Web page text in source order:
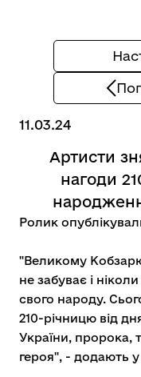
11.03.24
Артисти
нагоди
Ролик
"Великому
не забуває і
свого народу.
210-річницю від
України, пророка,
героя", - додають у